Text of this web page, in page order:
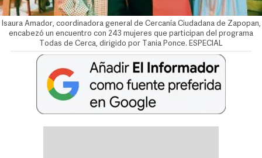
Isaura Amador, coordinadora general de Cercanía Ciudadana de Zapopan,
encabezó un encuentro con 243 mujeres que participan del programa
Todas de Cerca, dirigido por Tania Ponce. ESPECIAL